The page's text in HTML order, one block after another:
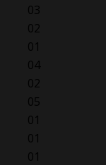
03
02
01
04
02
05
01
01
01